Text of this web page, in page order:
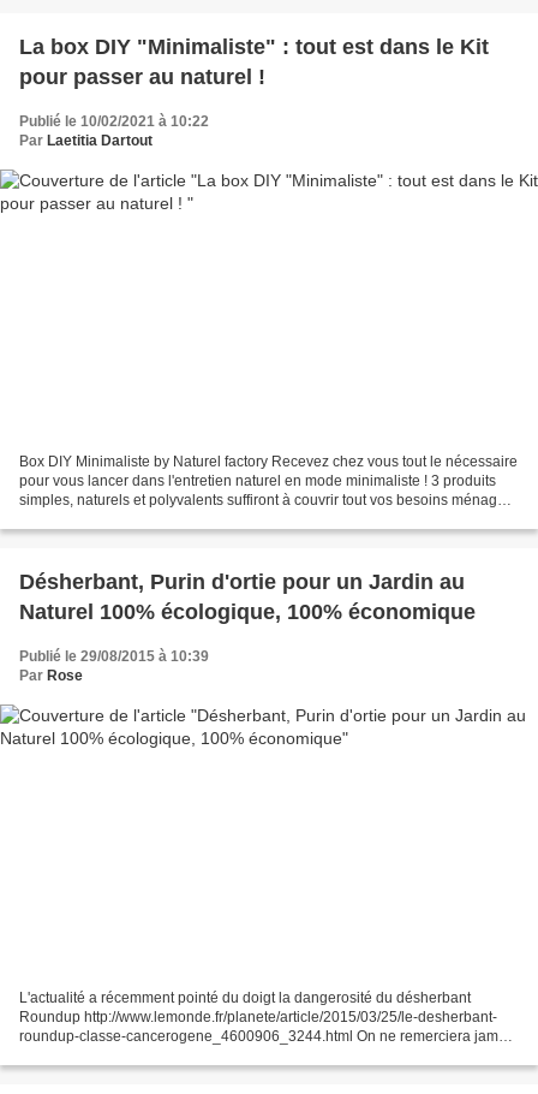
La box DIY "Minimaliste" : tout est dans le Kit
pour passer au naturel !
Publié le 10/02/2021 à 10:22
Par Laetitia Dartout
Box DIY Minimaliste by Naturel factory Recevez chez vous tout le nécessaire
pour vous lancer dans l'entretien naturel en mode minimaliste ! 3 produits
simples, naturels et polyvalents suffiront à couvrir tout vos besoins ménagers
Désherbant, Purin d'ortie pour un Jardin au
Naturel 100% écologique, 100% économique
Publié le 29/08/2015 à 10:39
Par Rose
L'actualité a récemment pointé du doigt la dangerosité du désherbant
Roundup http://www.lemonde.fr/planete/article/2015/03/25/le-desherbant-
roundup-classe-cancerogene_4600906_3244.html On ne remerciera jamais